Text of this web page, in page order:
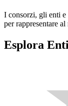
I consorzi, gli enti e
per rappresentare
Esplora